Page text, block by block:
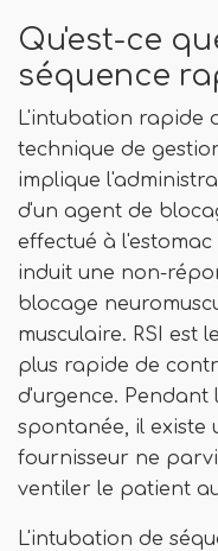
Qu'est-ce
séquence
L'intubation rapide
technique de
implique
d'un agent de
effectué à
induit une non-
blocage
musculaire. RSI est
plus rapide de
d'urgence. Pendant
spontanée, il existe
fournisseur ne
ventiler le patient
L'intubation de